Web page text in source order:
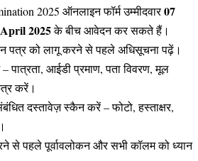
2025 ऑनलाइन फॉर्म उम्मीदवार07
2025के बीच आवेदन कर सकते हैं।
पत्र को लागू करने से पहले अधिसूचना पढ़ें।
पात्रता, आईडी प्रमाण, पता विवरण, मूल
करें।
दस्तावेज़ स्कैन करें – फोटो, हस्ताक्षर,
से पहले पूर्वावलोकन और सभी कॉलम को ध्यान